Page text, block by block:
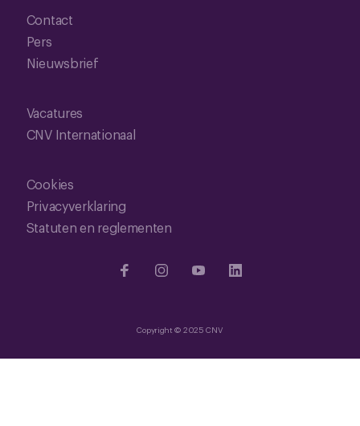
Contact
Pers
Nieuwsbrief
Vacatures
CNV Internationaal
Cookies
Privacyverklaring
Statuten en reglementen
Copyright © 2025 CNV